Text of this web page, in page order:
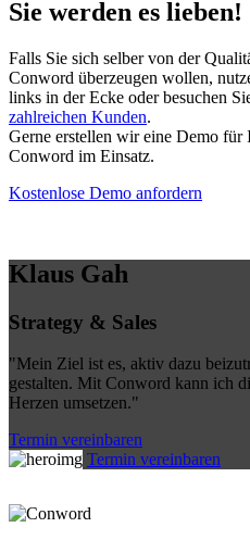
Sie werden es lieben!
Falls Sie sich selber von der
Conword überzeugen wollen,
links in der Ecke oder besuchen
zahlreichen Kunden.
Gerne erstellen wir eine Demo für
Conword im Einsatz.
Kostenlose Demo anfordern
Klaus Gah
Strategy & Sales
"Mein Ziel ist es, aktiv dazu
gestalten. Mit Conword kann ich
Herzen umsetzen."
Termin vereinbaren
Termin vereinbaren